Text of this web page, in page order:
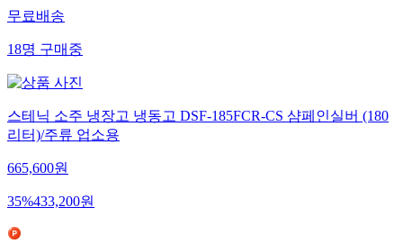
무료배송
18명 구매중
스테닉 소주 냉장고 냉동고 DSF-185FCR-CS 샴페인실버 (180
리터)/주류 업소용
665,600원
35%433,200원